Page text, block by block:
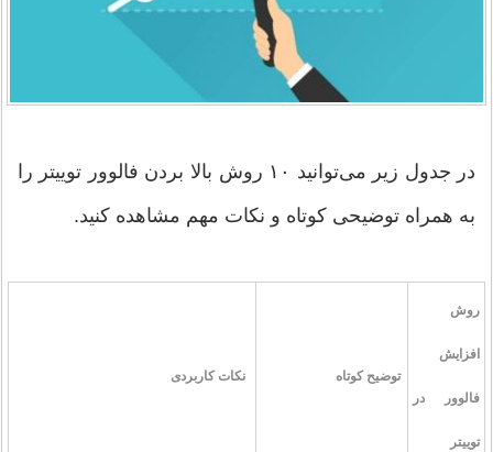
در جدول زیر می‌توانید ۱۰ روش بالا بردن فالوور توییتر را
به همراه توضیحی کوتاه و نکات مهم مشاهده کنید.
روش
افزایش
فالوور در
توییتر
توضیح کوتاه نکات کاربردی